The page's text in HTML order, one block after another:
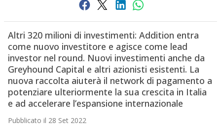
Altri 320 milioni di investimenti: Addition entra
come nuovo investitore e agisce come lead
investor nel round. Nuovi investimenti anche da
Greyhound Capital e altri azionisti esistenti. La
nuova raccolta aiuterà il network di pagamento a
potenziare ulteriormente la sua crescita in Italia
e ad accelerare l’espansione internazionale
Pubblicato il 28 Set 2022